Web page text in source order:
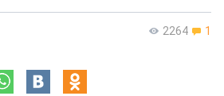
2264 1